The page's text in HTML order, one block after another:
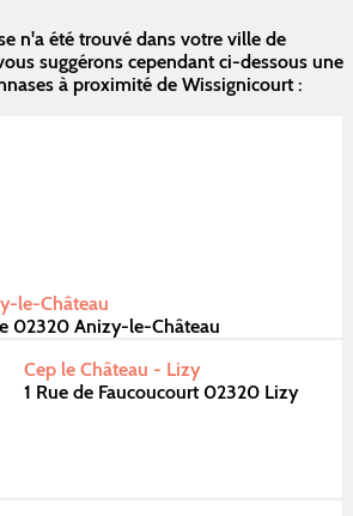
n'a été trouvé dans votre ville de
suggérons cependant ci-dessous une
à proximité de Wissignicourt :
le-Château
02320 Anizy-le-Château
Cep le Château - Lizy
1 Rue de Faucoucourt 02320 Lizy